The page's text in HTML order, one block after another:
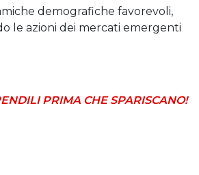
demografiche favorevoli,
le azioni dei mercati emergenti
PRIMA CHE SPARISCANO!